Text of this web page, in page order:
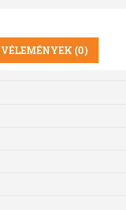
VÉLEMÉNYEK (0)